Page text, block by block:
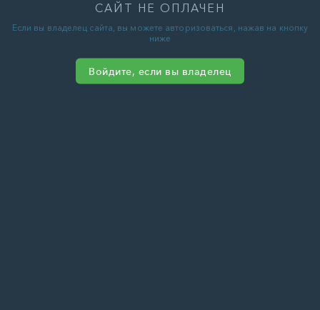
САЙТ НЕ ОПЛАЧЕН
Если вы владелец сайта, вы можете авторизоваться, нажав на кнопку
ниже
Войдите, если вы владелец